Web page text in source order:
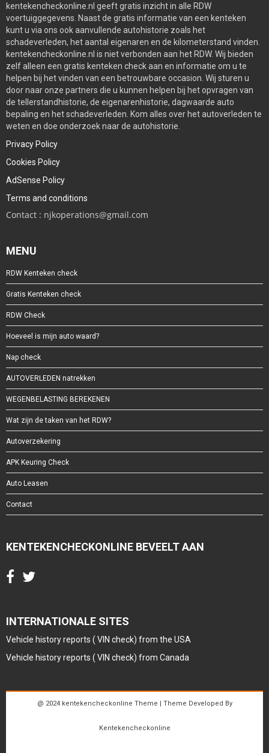
kentekencheckonline.nl geeft gratis inzicht in alle RDW
voertuiggegevens. Naast de gratis informatie van een kenteken
kunt u via ons ook aanvullende autohistorie zoals het
schadeverleden, het aantal eigenaren en de kilometerstand vinden.
kentekencheckonline.nl is niet verbonden aan het RDW. Wij bieden
zelf alleen een gratis kenteken check aan en informatie om u te
helpen bij het vinden van een betrouwbare occasion. Wij sturen u
door naar onze partners die u kunnen helpen bij het opvragen van
de tellerstandhistorie, de eigenarenhistorie, dagwaarde auto
bepaling en het schadeverleden. Kom alles over het autoverleden te
weten en doe onderzoek naar de autohistorie.
Privacy Policy
Cookies Policy
AdSense Policy
Terms and conditions
Contact : njkoperations@gmail.com
MENU
RDW Kenteken check
Gratis Kenteken check
RDW Check
Hoeveel is mijn auto waard?
Nap check
AUTOVERLEDEN natrekken
WEGENBELASTING BEREKENEN
Wat zijn de taken van het RDW?
Autoverzekering
APK Keuring Check
Auto Leasen
Contact
KENTEKENCHECKONLINE BEVEELT AAN
INTERNATIONALE SITES
Vehicle history reports ( VIN check) from the USA
Vehicle history reports ( VIN check) from Canada
@ 2024 kentekencheckonline Theme | Theme Developed By
Kentekencheckonline